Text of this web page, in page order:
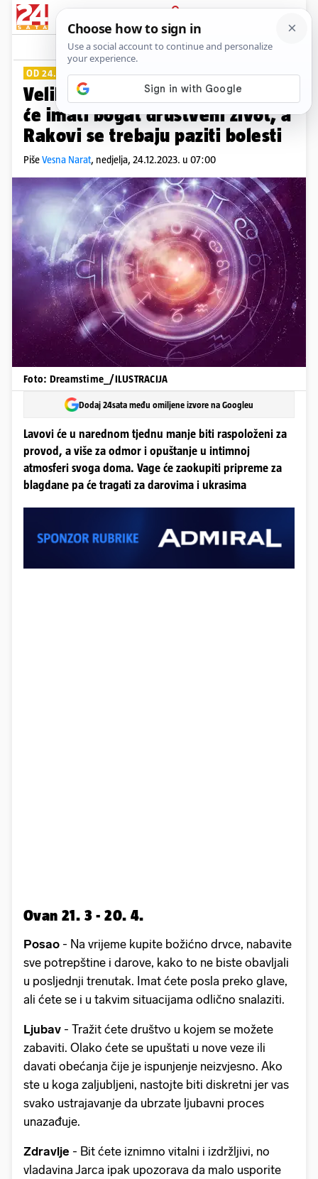
PRIJAVA
Lifestyle Komentari
OD 24. DO 30. PROSINCA 2023.
Veliki tjedni horoskop: Djevice
će imati bogat društveni život, a
Rakovi se trebaju paziti bolesti
PišeVesna Narat, nedjelja, 24.12.2023. u 07:00
Foto: Dreamstime_/ILUSTRACIJA
Dodaj 24sata među omiljene izvore na Googleu
Lavovi će u narednom tjednu manje biti raspoloženi za
provod, a više za odmor i opuštanje u intimnoj
atmosferi svoga doma. Vage će zaokupiti pripreme za
blagdane pa će tragati za darovima i ukrasima
Ovan 21. 3 - 20. 4.
Posao - Na vrijeme kupite božićno drvce, nabavite
sve potrepštine i darove, kako to ne biste obavljali
u posljednji trenutak. Imat ćete posla preko glave,
ali ćete se i u takvim situacijama odlično snalaziti.
Ljubav - Tražit ćete društvo u kojem se možete
zabaviti. Olako ćete se upuštati u nove veze ili
davati obećanja čije je ispunjenje neizvjesno. Ako
ste u koga zaljubljeni, nastojte biti diskretni jer vas
svako ustrajavanje da ubrzate ljubavni proces
unazađuje.
Zdravlje - Bit ćete iznimno vitalni i izdržljivi, no
vladavina Jarca ipak upozorava da malo usporite